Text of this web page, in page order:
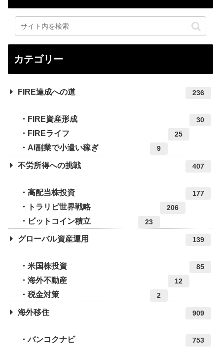
カテゴリー
FIRE達成への道 236
FIRE資産形成 30
FIREライフ 25
AI副業で小遣い稼ぎ 9
不労所得への挑戦 407
高配当株投資 177
トラリピ世界戦略 206
ビットコイン積立 23
グローバル資産運用 139
米国株投資 85
海外不動産 12
税金対策 2
海外移住 909
バンコクナビ 753